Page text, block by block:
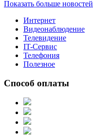
Показать больше новостей
Интернет
Видеонаблюдение
Телевидение
IT-Сервис
Телефония
Полезное
Способ оплаты